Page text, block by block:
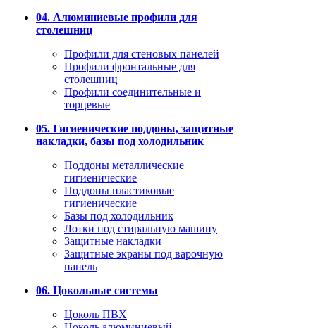
04. Алюминиевые профили для
столешниц
Профили для стеновых панелей
Профили фронтальные для
столешниц
Профили соединительные и
торцевые
05. Гигиенические поддоны, защитные
накладки, базы под холодильник
Поддоны металлические
гигиенические
Поддоны пластиковые
гигиенические
Базы под холодильник
Лотки под стиральную машину
Защитные накладки
Защитные экраны под варочную
панель
06. Цокольные системы
Цоколь ПВХ